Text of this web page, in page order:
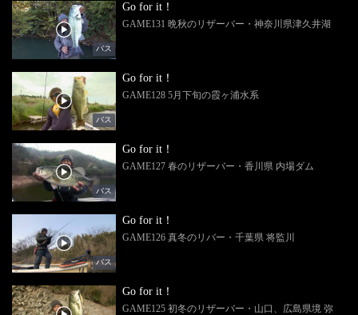
バス
Go for it！
GAME131 晩秋のリザーバー・神奈川県津久井湖
バス
Go for it！
GAME128 5月下旬の霞ヶ浦水系
バス
Go for it！
GAME127 春のリザーバー・香川県 内場ダム
バス
Go for it！
GAME126 真冬のリバー・千葉県 将監川
Go for it！
GAME125 初冬のリザーバー・山口、広島県境 弥